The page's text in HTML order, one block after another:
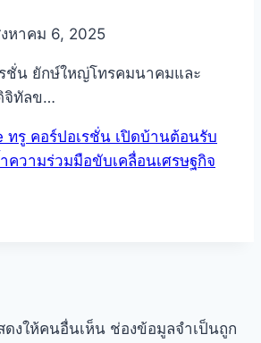
หาคม 6, 2025
ชั่น ยักษ์ใหญ่โทรคมนาคมและ
จิทัลข…
ทรู คอร์ปอเรชั่น เปิดบ้านต้อนรับ
ความร่วมมือขับเคลื่อนเศรษฐกิจ
ดงให้คนอื่นเห็น ช่องข้อมูลจำเป็นถูก